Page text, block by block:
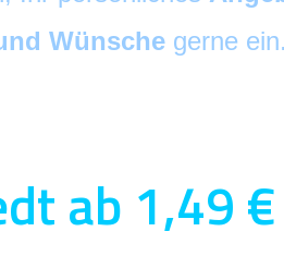
Wünsche gerne ein.
ab 1,49 €